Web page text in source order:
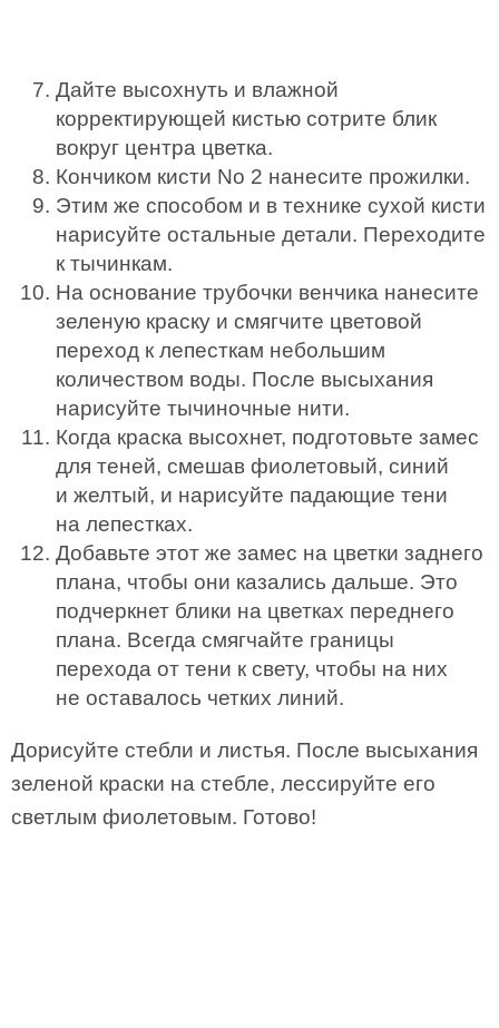
Дайте высохнуть и влажной
корректирующей кистью сотрите блик
вокруг центра цветка.
Кончиком кисти No 2 нанесите прожилки.
Этим же способом и в технике сухой кисти
нарисуйте остальные детали. Переходите
к тычинкам.
На основание трубочки венчика нанесите
зеленую краску и смягчите цветовой
переход к лепесткам небольшим
количеством воды. После высыхания
нарисуйте тычиночные нити.
Когда краска высохнет, подготовьте замес
для теней, смешав фиолетовый, синий
и желтый, и нарисуйте падающие тени
на лепестках.
Добавьте этот же замес на цветки заднего
плана, чтобы они казались дальше. Это
подчеркнет блики на цветках переднего
плана. Всегда смягчайте границы
перехода от тени к свету, чтобы на них
не оставалось четких линий.
Дорисуйте стебли и листья. После высыхания
зеленой краски на стебле, лессируйте его
светлым фиолетовым. Готово!